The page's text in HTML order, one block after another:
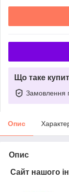
Що таке
Замовлення
Опис
Опис
Сайт нашого